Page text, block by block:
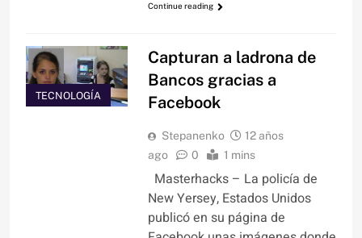
Continue reading
TECNOLOGÍA
Capturan a ladrona de
Bancos gracias a
Facebook
Stepanenko
12 años
ago
0 1 mins
Masterhacks – La policía de
New Yersey, Estados Unidos
publicó en su página de